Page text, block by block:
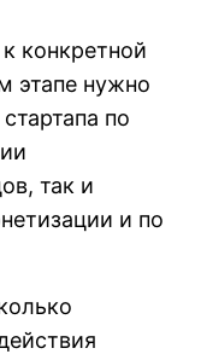
конкретной
этапе нужно
по
так и
и по